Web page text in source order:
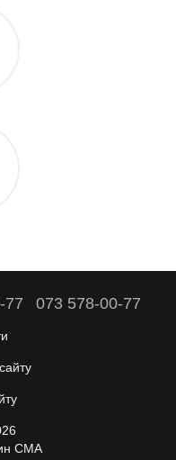
77 073 578-00-77
CMA